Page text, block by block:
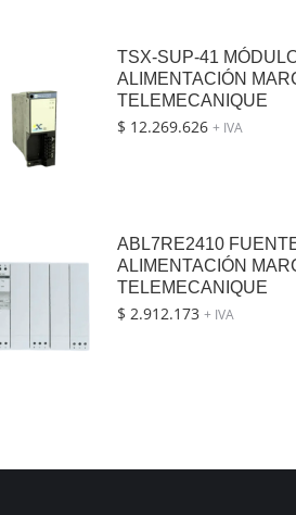
TSX-SUP-41
ALIMENTACIÓN
TELEMECANIQUE
$ 12.269.626 + IVA
ABL7RE2410
ALIMENTACIÓN
TELEMECANIQUE
$ 2.912.173 + IVA